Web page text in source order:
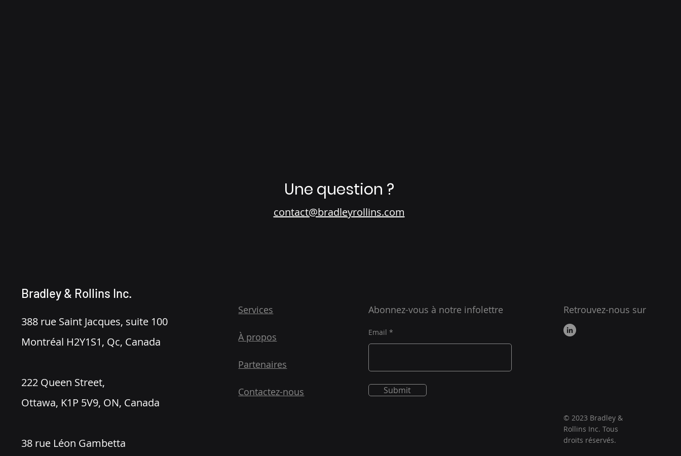
Une question ?
contact@bradleyrollins.com
Bradley & Rollins Inc.
388 rue Saint Jacques, suite 100
Montréal H2Y1S1, Qc, Canada
222 Queen Street,
Ottawa, K1P 5V9, ON, Canada
38 rue Léon Gambetta
Services
À propos
Partenaires
Contactez-nous
Abonnez-vous à notre infolettre
Email
Submit
Retrouvez-nous sur
© 2023 Bradley &
Rollins Inc. Tous
droits réservés.